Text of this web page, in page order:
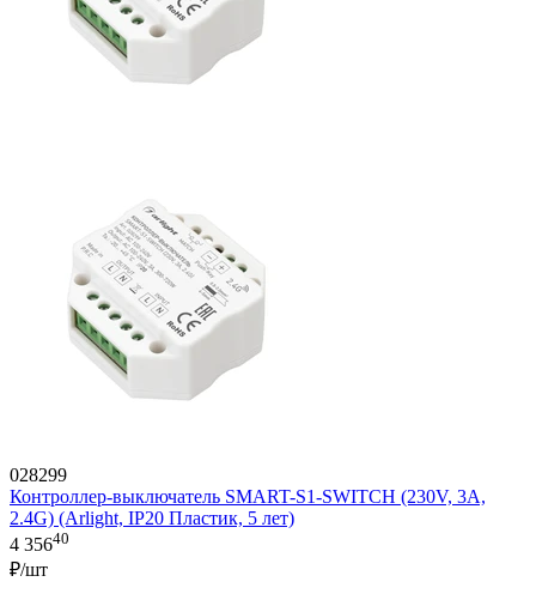
028299
Контроллер-выключатель SMART-S1-SWITCH (230V, 3A,
2.4G) (Arlight, IP20 Пластик, 5 лет)
4 35640
₽/шт